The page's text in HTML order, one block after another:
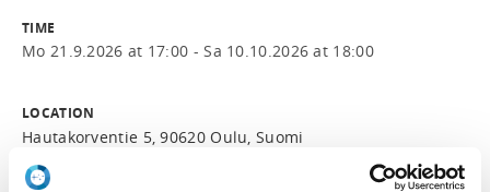
TIME
Mo 21.9.2026 at 17:00 -Sa 10.10.2026 at 18:00
LOCATION
Hautakorventie 5, 90620 Oulu, Suomi